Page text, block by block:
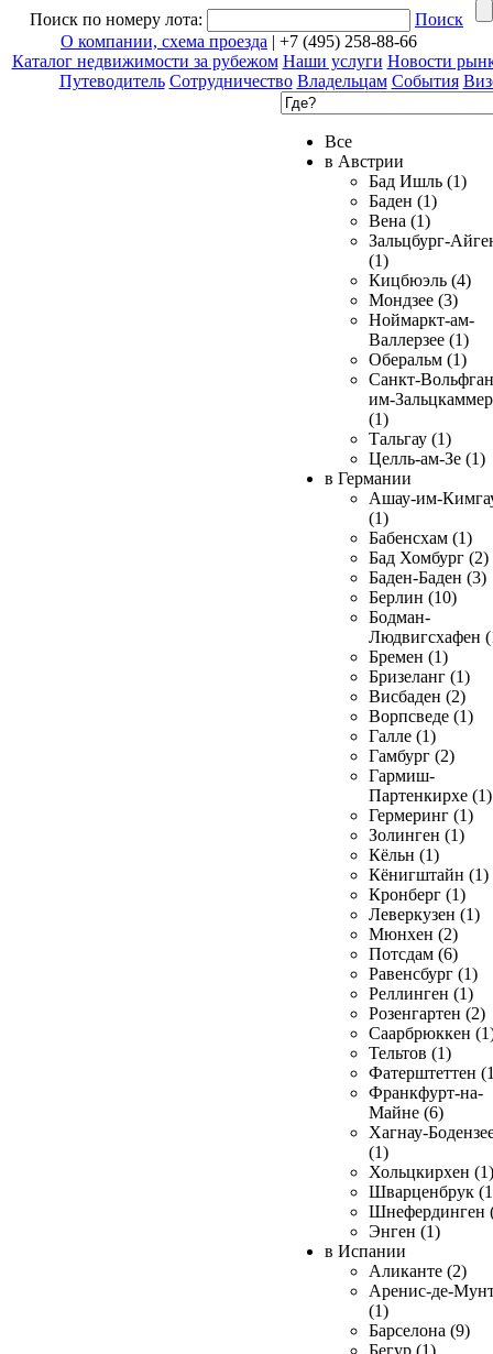
Поиск по номеру лота:
Поиск
О компании, схема проезда | +7 (495) 258-88-66
Каталог недвижимости за рубежом Наши услуги Новости
Путеводитель Сотрудничество Владельцам События
Все
в Австрии
Бад Ишль (1)
Баден (1)
Вена (1)
Зальцбург-
(1)
Кицбюэль (4)
Мондзее (3)
Ноймаркт-ам-
Валлерзее (1)
Оберальм (1)
Санкт-
им-
(1)
Тальгау (1)
Целль-ам-Зе (1)
в Германии
Ашау-им-
(1)
Бабенсхам (1)
Бад Хомбург (2)
Баден-Баден (3)
Берлин (10)
Бодман-
Людвигсхафен
Бремен (1)
Бризеланг (1)
Висбаден (2)
Ворпсведе (1)
Галле (1)
Гамбург (2)
Гармиш-
Партенкирхе (1)
Гермеринг (1)
Золинген (1)
Кёльн (1)
Кёнигштайн (1)
Кронберг (1)
Леверкузен (1)
Мюнхен (2)
Потсдам (6)
Равенсбург (1)
Реллинген (1)
Розенгартен (2)
Саарбрюккен
Тельтов (1)
Фатерштеттен
Франкфурт-на-
Майне (6)
Хагнау-
(1)
Хольцкирхен (1)
Шварценбрук
Шнефердинген
Энген (1)
в Испании
Аликанте (2)
Аренис-де-
(1)
Барселона (9)
Бегур (1)